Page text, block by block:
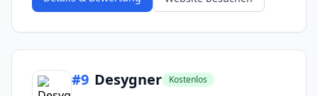
#9 Desygner Kostenlos